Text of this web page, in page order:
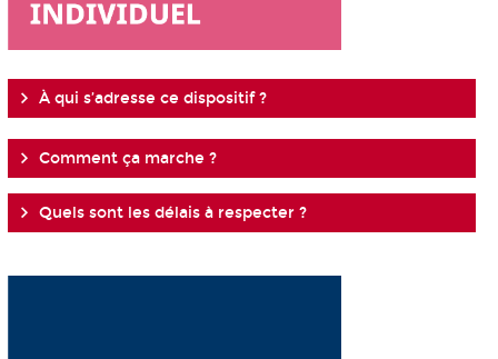
À qui s’adresse ce dispositif ?
Comment ça marche ?
Quels sont les délais à respecter ?